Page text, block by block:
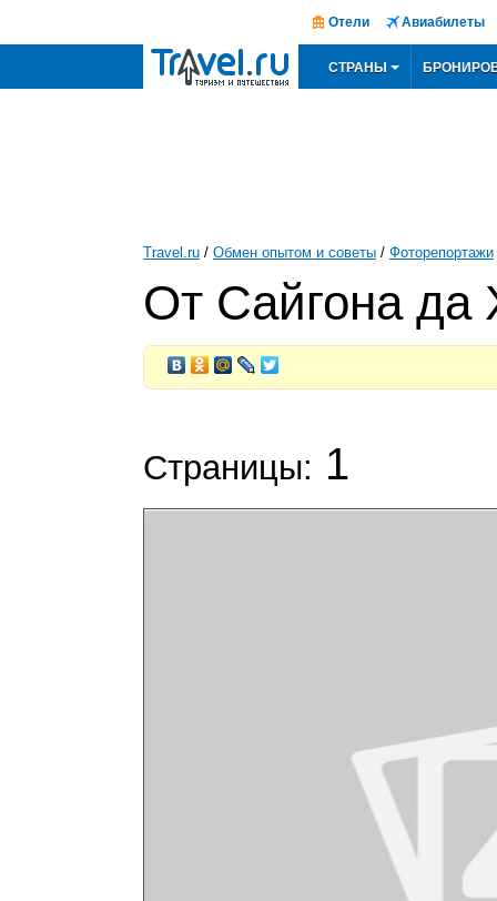
Отели Авиабилеты
СТРАНЫ
Travel.ru / Обмен опытом и советы / Фоторепортажи
От Сайгона
Страницы: 1